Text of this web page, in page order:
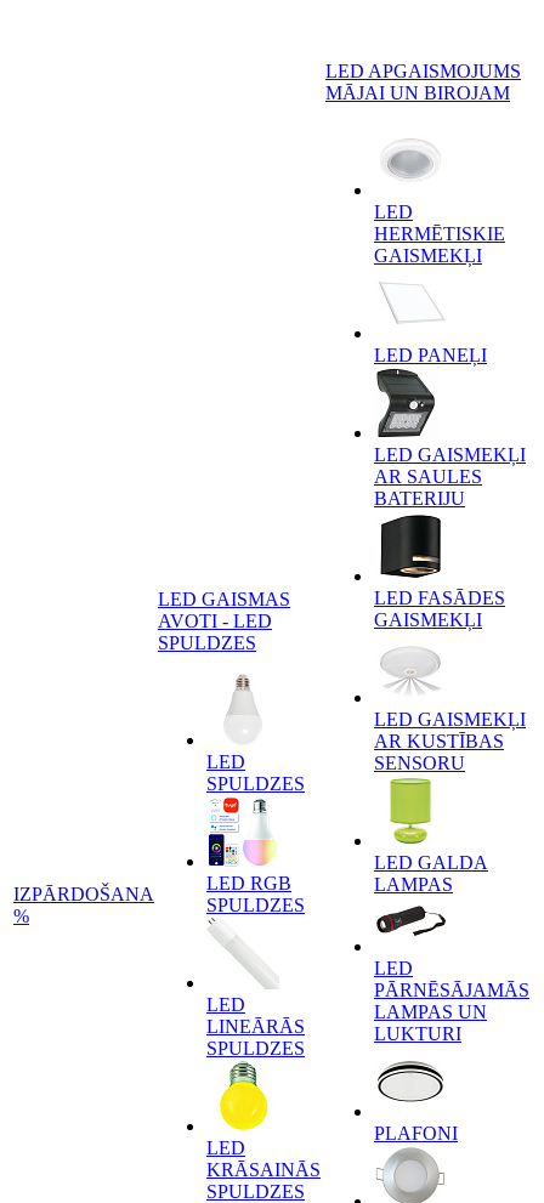
IZPĀRDOŠANA
%
LED GAISMAS
AVOTI - LED
SPULDZES
LED
SPULDZES
LED RGB
SPULDZES
LED
LINEĀRĀS
SPULDZES
LED
KRĀSAINĀS
SPULDZES
LED APGAISMOJUMS
MĀJAI UN BIROJAM
LED
HERMĒTISKIE
GAISMEKĻI
LED PANEĻI
LED GAISMEKĻI
AR SAULES
BATERIJU
LED FASĀDES
GAISMEKĻI
LED GAISMEKĻI
AR KUSTĪBAS
SENSORU
LED GALDA
LAMPAS
LED
PĀRNĒSĀJAMĀS
LAMPAS UN
LUKTURI
PLAFONI